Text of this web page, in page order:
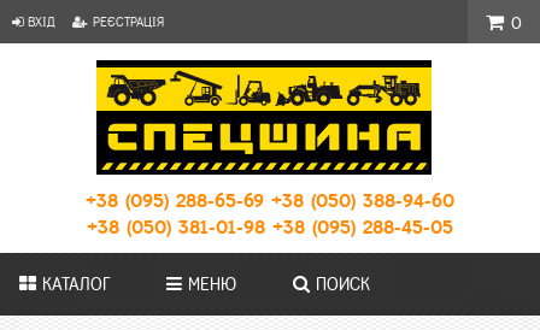
ВХІД РЕЄСТРАЦІЯ
+38 (095) 288-65-69 +38 (050) 388-94-60
+38 (050) 381-01-98 +38 (095) 288-45-05
КАТАЛОГ МЕНЮ ПОИСК
0